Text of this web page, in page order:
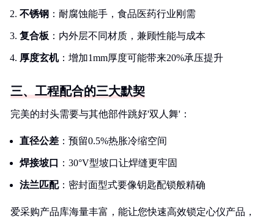
不锈钢 ：耐腐蚀能手，食品医药行业刚需
复合板 ：内外层不同材质，兼顾性能与成本
厚度玄机：增加1mm厚度可能带来20%承压提升
三、工程配合的三大默契
完美的封头需要与其他部件跳好'双人舞'：
直径公差 ：预留0.5%热胀冷缩空间
焊接坡口 ：30°V型坡口让焊缝更牢固
法兰匹配：密封面型式要像钥匙配锁般精确
爱采购产品库海量丰富，能让您快速高效锁定心仪产品，